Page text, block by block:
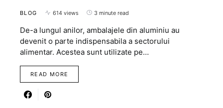
BLOG 614 views 3 minute read
De-a lungul anilor, ambalajele din aluminiu au
devenit o parte indispensabila a sectorului
alimentar. Acestea sunt utilizate pe…
READ MORE